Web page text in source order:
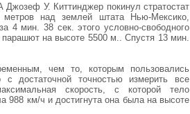
У. Киттинджер покинул стратостат
над землей штата Нью-Мексико,
4 мин. 38 сек. этого условно-свободного
на высоте 5500 м.. Спустя 13 мин.
чем то, которым пользовались
достаточной точностью измерить все
скорость, с которой тело
988 км/ч и достигнута она была на высоте